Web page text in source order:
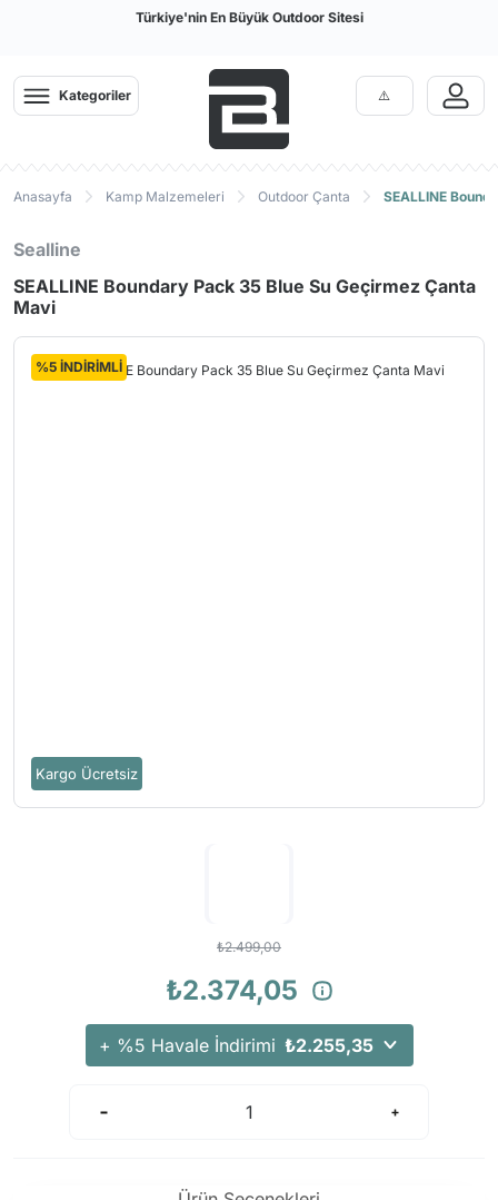
Türkiye'nin En Büyük Outdoor Sitesi
Kategoriler
Anasayfa Kamp Malzemeleri Outdoor Çanta SEALLINE
Sealline
SEALLINE Boundary Pack 35 Blue Su Geçirmez Çanta
Mavi
Kargo Ücretsiz
%5 İNDİRİMLİ
₺2.499,00
₺2.374,05
+ %5 Havale İndirimi ₺2.255,35